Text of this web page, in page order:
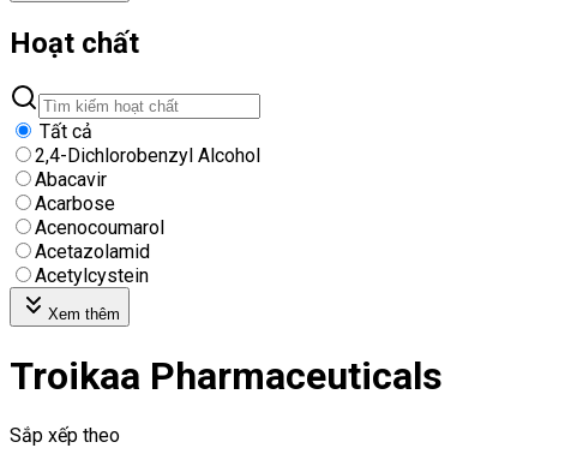
Hoạt chất
Tất cả
2,4-Dichlorobenzyl Alcohol
Abacavir
Acarbose
Acenocoumarol
Acetazolamid
Acetylcystein
Xem thêm
Troikaa Pharmaceuticals
Sắp xếp theo